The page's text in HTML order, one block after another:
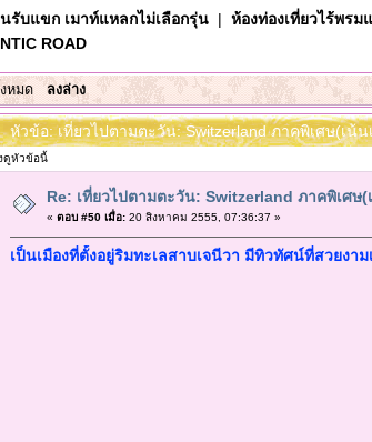
นรับแขก เมาท์แหลกไม่เลือกรุ่น| ห้องท่องเที่ยวไร้พรม
ROAD
หมด ลงล่าง
หัวข้อ: เที่ยวไปตามตะวัน: Switzerland ภาคพิเศษ(เน้
ดูหัวข้อนี้
Re: เที่ยวไปตามตะวัน: Switzerland ภาคพิเศษ(
« ตอบ #50 เมื่อ:20 สิงหาคม 2555, 07:36:37 »
เป็นเมืองที่ตั้งอยู่ริมทะเลสาบเจนีวา มีทิวทัศน์ที่สวยงา